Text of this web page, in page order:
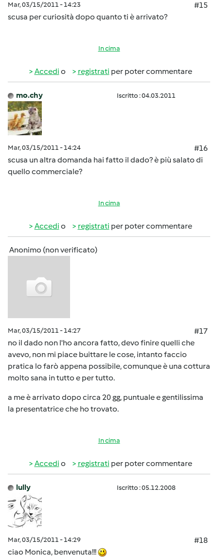
Mar, 03/15/2011 - 14:23
#15
scusa per curiosità dopo quanto ti è arrivato?
In cima
Accedi o registrati per poter commentare
mo.chy Iscritto : 04.03.2011
Mar, 03/15/2011 - 14:24
#16
scusa un altra domanda hai fatto il dado? è più salato di
quello commerciale?
In cima
Accedi o registrati per poter commentare
Anonimo (non verificato)
Mar, 03/15/2011 - 14:27
#17
no il dado non l'ho ancora fatto, devo finire quelli che
avevo, non mi piace buittare le cose, intanto faccio
pratica lo farò appena possibile, comunque è una cottura
molto sana in tutto e per tutto.
a me è arrivato dopo circa 20 gg, puntuale e gentilissima
la presentatrice che ho trovato.
In cima
Accedi o registrati per poter commentare
lully Iscritto : 05.12.2008
Mar, 03/15/2011 - 14:29
#18
ciao Monica, benvenuta!!!